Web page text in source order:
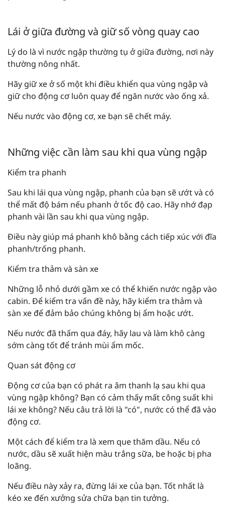
Lái ở giữa đường và giữ số vòng quay cao
Lý do là vì nước ngập thường tụ ở giữa đường, nơi này
thường nông nhất.
Hãy giữ xe ở số một khi điều khiển qua vùng ngập và
giữ cho động cơ luôn quay để ngăn nước vào ống xả.
Nếu nước vào động cơ, xe bạn sẽ chết máy.
Những việc cần làm sau khi qua vùng ngập
Kiểm tra phanh
Sau khi lái qua vùng ngập, phanh của bạn sẽ ướt và có
thể mất độ bám nếu phanh ở tốc độ cao. Hãy nhớ đạp
phanh vài lần sau khi qua vùng ngập.
Điều này giúp má phanh khô bằng cách tiếp xúc với đĩa
phanh/trống phanh.
Kiểm tra thảm và sàn xe
Những lỗ nhỏ dưới gầm xe có thể khiến nước ngập vào
cabin. Để kiểm tra vấn đề này, hãy kiểm tra thảm và
sàn xe để đảm bảo chúng không bị ẩm hoặc ướt.
Nếu nước đã thấm qua đáy, hãy lau và làm khô càng
sớm càng tốt để tránh mùi ẩm mốc.
Quan sát động cơ
Động cơ của bạn có phát ra âm thanh lạ sau khi qua
vùng ngập không? Bạn có cảm thấy mất công suất khi
lái xe không? Nếu câu trả lời là "có", nước có thể đã vào
động cơ.
Một cách để kiểm tra là xem que thăm dầu. Nếu có
nước, dầu sẽ xuất hiện màu trắng sữa, be hoặc bị pha
loãng.
Nếu điều này xảy ra, đừng lái xe của bạn. Tốt nhất là
kéo xe đến xưởng sửa chữa bạn tin tưởng.